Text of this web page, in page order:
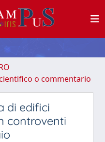
o commentario
di edifici
controventi